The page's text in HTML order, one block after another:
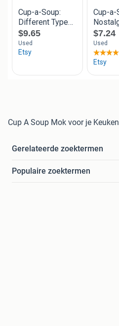
Cup A Soup Mok voor je Keuken
Gerelateerde zoektermen
Populaire zoektermen